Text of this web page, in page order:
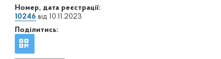
Номер, дата реєстрації:
10246 від 10.11.2023
Поділитись: